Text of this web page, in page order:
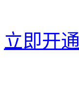
立即开通